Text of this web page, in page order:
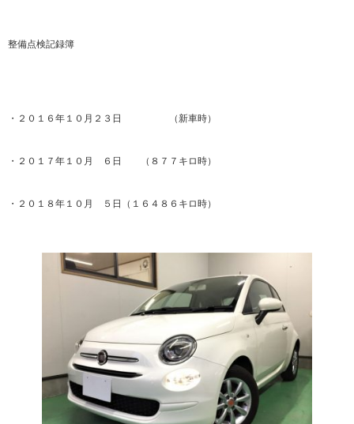
整備点検記録簿
・２０１６年１０月２３日 （新車時）
・２０１７年１０月 ６日 （８７７キロ時）
・２０１８年１０月 ５日（１６４８６キロ時）